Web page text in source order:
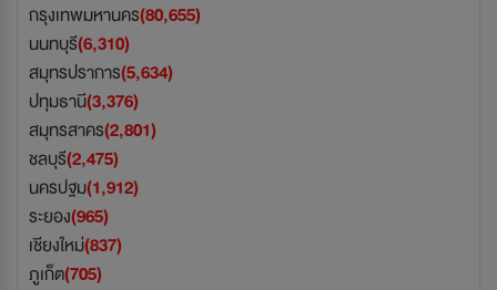
กรุงเทพมหานคร(80,655)
นนทบุรี(6,310)
สมุทรปราการ(5,634)
ปทุมธานี(3,376)
สมุทรสาคร(2,801)
ชลบุรี(2,475)
นครปฐม(1,912)
ระยอง(965)
เชียงใหม่(837)
ภูเก็ต(705)